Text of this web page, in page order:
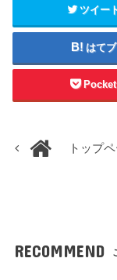
ツイー
はてブ
Pocket
トップ
RECOMMEND